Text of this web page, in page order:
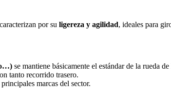
por su ligereza y agilidad, ideales para
se mantiene básicamente el estándar de la rueda
tanto recorrido trasero.
marcas del sector.